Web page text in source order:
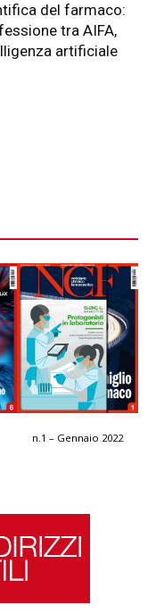
del farmaco:
tra AIFA,
artificiale
n.1 – Gennaio 2022